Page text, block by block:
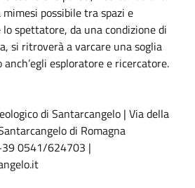
possibile tra spazi e
lo spettatore, da una condizione di
si ritroverà a varcare una soglia
esploratore e ricercatore.
di Santarcangelo | Via della
di Romagna
0541/624703 |